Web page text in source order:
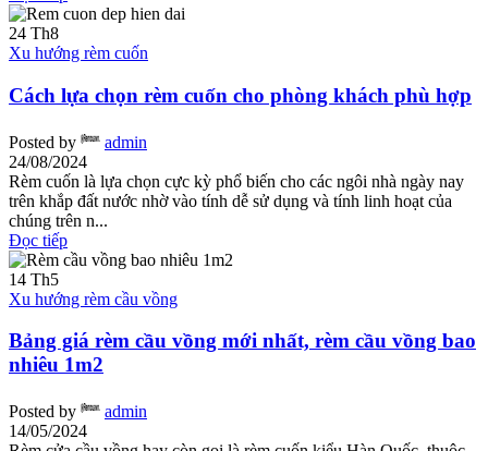
24 Th8
Xu hướng rèm cuốn
Cách lựa chọn rèm cuốn cho phòng khách phù hợp
Posted by
admin
24/08/2024
Rèm cuốn là lựa chọn cực kỳ phổ biến cho các ngôi nhà ngày nay
trên khắp đất nước nhờ vào tính dễ sử dụng và tính linh hoạt của
chúng trên n...
Đọc tiếp
14 Th5
Xu hướng rèm cầu vồng
Bảng giá rèm cầu vồng mới nhất, rèm cầu vồng bao
nhiêu 1m2
Posted by
admin
14/05/2024